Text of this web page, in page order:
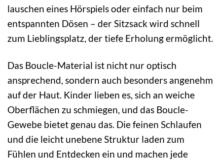
lauschen eines Hörspiels oder einfach nur beim
entspannten Dösen – der Sitzsack wird schnell
zum Lieblingsplatz, der tiefe Erholung ermöglicht.
Das Boucle-Material ist nicht nur optisch
ansprechend, sondern auch besonders angenehm
auf der Haut. Kinder lieben es, sich an weiche
Oberflächen zu schmiegen, und das Boucle-
Gewebe bietet genau das. Die feinen Schlaufen
und die leicht unebene Struktur laden zum
Fühlen und Entdecken ein und machen jede